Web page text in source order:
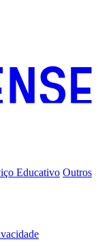
Educativo Outros